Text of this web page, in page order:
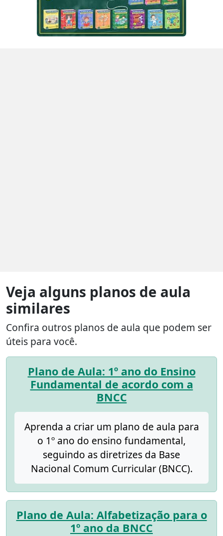
Veja alguns planos de aula
similares
Confira outros planos de aula que podem ser
úteis para você.
Plano de Aula: 1º ano do Ensino
Fundamental de acordo com a
BNCC
Aprenda a criar um plano de aula para
o 1º ano do ensino fundamental,
seguindo as diretrizes da Base
Nacional Comum Curricular (BNCC).
Plano de Aula: Alfabetização para o
1º ano da BNCC